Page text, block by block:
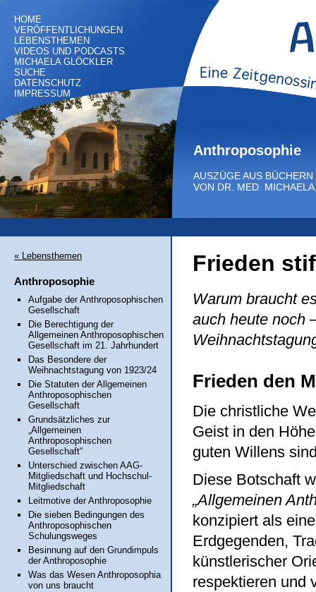
HOME
VERÖFFENTLICHUNGEN
LEBENSTHEMEN
VIDEOS UND PODCASTS
MICHAELA GLÖCKLER
SUCHE
DATENSCHUTZ
IMPRESSUM
Anthroposophie
AUSZÜGE AUS
VON DR. MED.
Frieden
Warum braucht
auch heute noch
Frieden den
Die christliche
Geist in den
guten Willens
Diese Botschaft
„Allgemeinen
konzipiert als
Erdgegenden,
künstlerischer
respektieren und
« Lebensthemen
Anthroposophie
Aufgabe der Anthroposophischen
Gesellschaft
Die Berechtigung der
Allgemeinen Anthroposophischen
Gesellschaft im 21. Jahrhundert
Das Besondere der
Weihnachtstagung von 1923/24
Die Statuten der Allgemeinen
Anthroposophischen
Gesellschaft
Grundsätzliches zur
„Allgemeinen
Anthroposophischen
Gesellschaft“
Unterschied zwischen AAG-
Mitgliedschaft und Hochschul-
Mitgliedschaft
Leitmotive der Anthroposophie
Die sieben Bedingungen des
Anthroposophischen
Schulungsweges
Besinnung auf den Grundimpuls
der Anthroposophie
Was das Wesen Anthroposophia
von uns braucht